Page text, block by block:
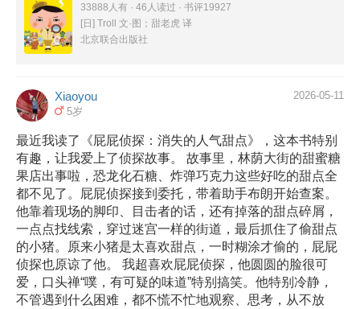
33888人有 · 46人读过 · 书评19927
[日] Troll 文·图；甜老虎 译
北京联合出版社
Xiaoyou
5岁
2026-05-11
最近我读了《屁屁侦探：消失的人气甜点》，这本书特别
有趣，让我爱上了侦探故事。 故事里，林荫大街的甜蜜糖
果店出事啦，恐龙化石糖、炸弹巧克力这些好吃的甜点全
都不见了。屁屁侦探接到委托，带着助手布朗开始查案。
他靠着现场的脚印、目击者的话，还有掉落的甜点碎屑，
一点点找线索，穿过迷宫一样的街道，最后抓住了偷甜点
的小猪。原来小猪是太喜欢甜点，一时糊涂才偷的，屁屁
侦探也原谅了他。 我超喜欢屁屁侦探，他圆圆的脸很可
爱，口头禅“噗，有可疑的味道”特别搞笑。他特别冷静，
不管遇到什么困难，都不慌不忙地观察、思考，从不放